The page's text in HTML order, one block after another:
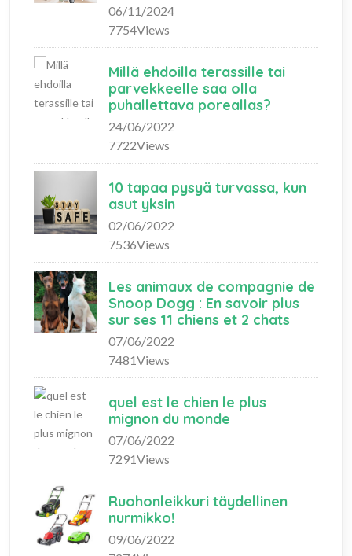
06/11/2024
7754Views
Millä ehdoilla terassille tai
parvekkeelle saa olla
puhallettava poreallas?
24/06/2022
7722Views
10 tapaa pysyä turvassa, kun
asut yksin
02/06/2022
7536Views
Les animaux de compagnie de
Snoop Dogg : En savoir plus
sur ses 11 chiens et 2 chats
07/06/2022
7481Views
quel est le chien le plus
mignon du monde
07/06/2022
7291Views
Ruohonleikkuri täydellinen
nurmikko!
09/06/2022